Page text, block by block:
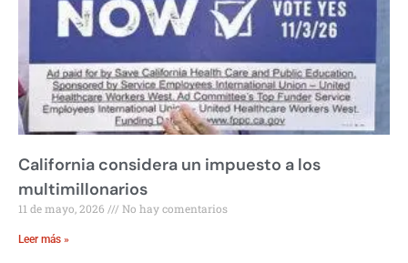
California considera un impuesto a los
multimillonarios
11 de mayo, 2026 No hay comentarios
Leer más »